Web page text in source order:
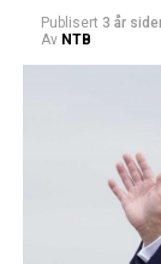
Publisert 3 år
Av NTB